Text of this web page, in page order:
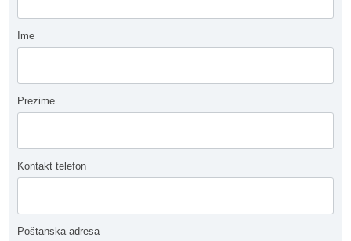
Ime
Prezime
Kontakt telefon
Poštanska adresa